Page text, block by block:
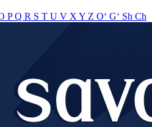
PQ R S T U V X Y Z O‘ G‘ Sh Ch